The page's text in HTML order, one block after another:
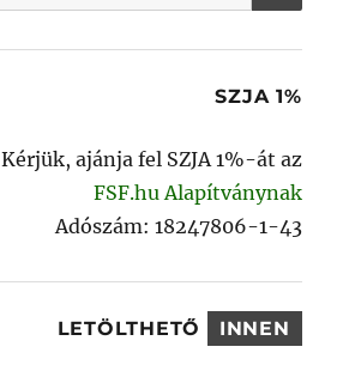
SZJA 1%
Kérjük, ajánja fel SZJA 1%-át az
FSF.hu Alapítványnak
Adószám: 18247806-1-43
LETÖLTHETŐ INNEN